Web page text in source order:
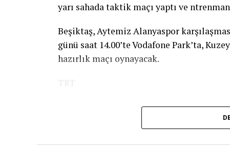
yarı sahada taktik maçı yaptı ve
Beşiktaş, Aytemiz Alanyaspor
günü saat 14.00’te Vodafone Park’ta,
hazırlık maçı oynayacak.
TRT